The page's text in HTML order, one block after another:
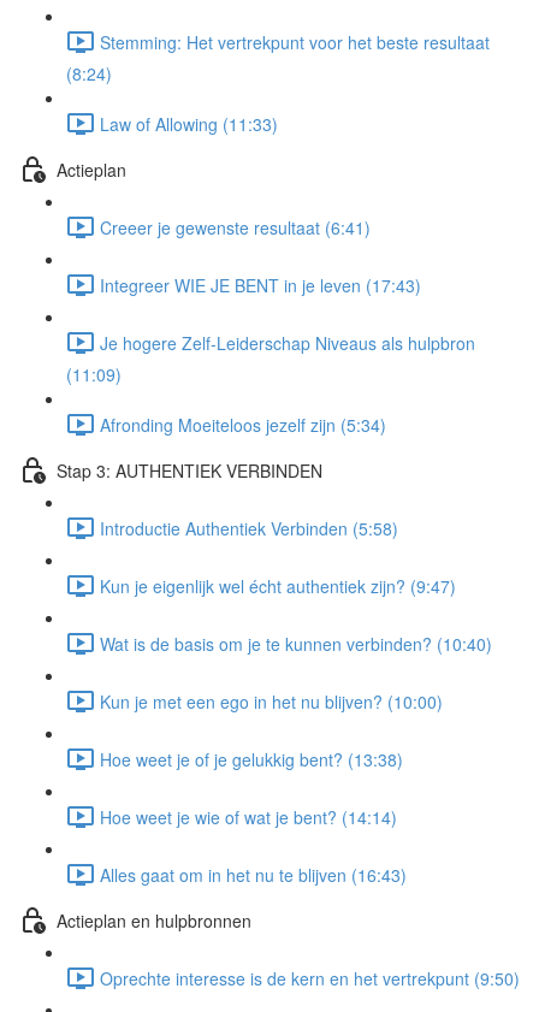
Stemming: Het vertrekpunt voor het beste resultaat
(8:24)
Law of Allowing (11:33)
Actieplan
Creeer je gewenste resultaat (6:41)
Integreer WIE JE BENT in je leven (17:43)
Je hogere Zelf-Leiderschap Niveaus als hulpbron
(11:09)
Afronding Moeiteloos jezelf zijn (5:34)
Stap 3: AUTHENTIEK VERBINDEN
Introductie Authentiek Verbinden (5:58)
Kun je eigenlijk wel écht authentiek zijn? (9:47)
Wat is de basis om je te kunnen verbinden? (10:40)
Kun je met een ego in het nu blijven? (10:00)
Hoe weet je of je gelukkig bent? (13:38)
Hoe weet je wie of wat je bent? (14:14)
Alles gaat om in het nu te blijven (16:43)
Actieplan en hulpbronnen
Oprechte interesse is de kern en het vertrekpunt (9:50)